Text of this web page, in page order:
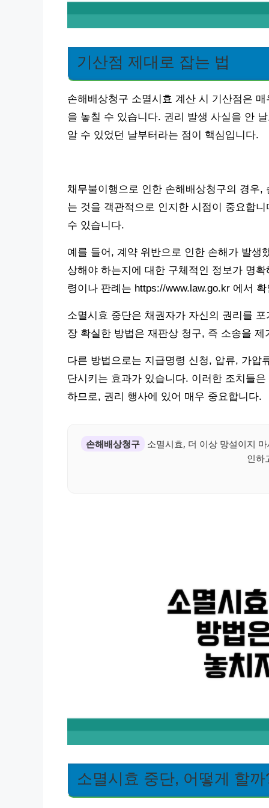
기산점 제대로 잡는 법
손해배상청구 소멸시효 계산 시 기산점은
을 놓칠 수 있습니다. 권리 발생 사실을 안
알 수 있었던 날부터라는 점이 핵심입니다.
채무불이행으로 인한 손해배상청구의 경우
는 것을 객관적으로 인지한 시점이 중요합
수 있습니다.
예를 들어, 계약 위반으로 인한 손해가 발생
상해야 하는지에 대한 구체적인 정보가 명
령이나 판례는 https://www.law.go.kr 에서
소멸시효 중단은 채권자가 자신의 권리를
장 확실한 방법은 재판상 청구, 즉 소송을 제
다른 방법으로는 지급명령 신청, 압류, 가압
단시키는 효과가 있습니다. 이러한 조치들
하므로, 권리 행사에 있어 매우 중요합니다.
손해배상청구
소멸시효, 더 이상 망설이지
인하
소멸시효 중단, 어떻게 할까